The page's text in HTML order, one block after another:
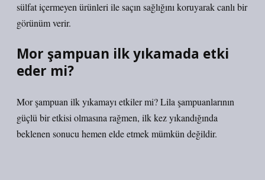
sülfat içermeyen ürünleri ile saçın sağlığını koruyarak canlı bir
görünüm verir.
Mor şampuan ilk yıkamada etki
eder mi?
Mor şampuan ilk yıkamayı etkiler mi? Lila şampuanlarının
güçlü bir etkisi olmasına rağmen, ilk kez yıkandığında
beklenen sonucu hemen elde etmek mümkün değildir.